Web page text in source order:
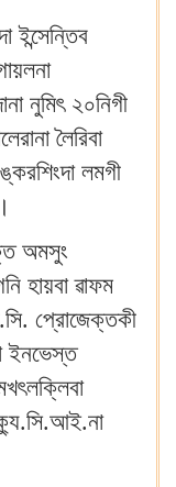
নুমিৎ ২০নিগী
লৈরিবা
লমগী
অমসুং
হায়বা ৱাফম
প্রোজেক্তকী
ইনভেস্ত